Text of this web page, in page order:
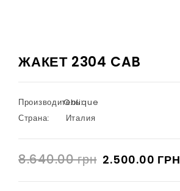
ЖАКЕТ 2304 CAB
Производитель:
Oblique
Страна:
Италия
8.640.00 грн 2.500.00 ГРН